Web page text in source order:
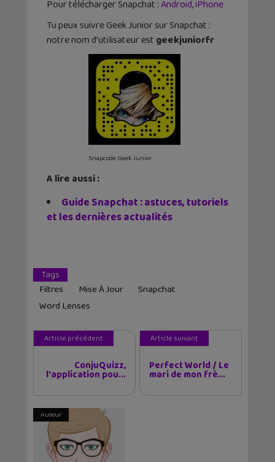
Pour télécharger Snapchat :Android,iPhone
Tu peux suivre Geek Junior sur Snapchat :
notre nom d’utilisateur est geekjuniorfr
Snapcode Geek Junior
A lire aussi :
Guide Snapchat : astuces, tutoriels
et les dernières actualités
Tags
Filtres
Mise À Jour
Snapchat
Word Lenses
Article précédent
ConjuQuizz,
l'application pou...
Article suivant
Perfect World / Le
mari de mon frè...
Auteur